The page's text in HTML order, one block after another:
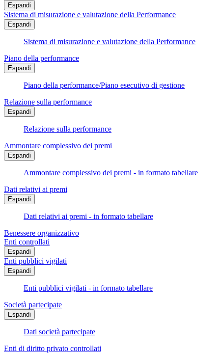
Espandi
Sistema di misurazione e valutazione della Performance
Espandi
Sistema di misurazione e valutazione della Performance
Piano della performance
Espandi
Piano della performance/Piano esecutivo di gestione
Relazione sulla performance
Espandi
Relazione sulla performance
Ammontare complessivo dei premi
Espandi
Ammontare complessivo dei premi - in formato tabellare
Dati relativi ai premi
Espandi
Dati relativi ai premi - in formato tabellare
Benessere organizzativo
Enti controllati
Espandi
Enti pubblici vigilati
Espandi
Enti pubblici vigilati - in formato tabellare
Società partecipate
Espandi
Dati società partecipate
Enti di diritto privato controllati